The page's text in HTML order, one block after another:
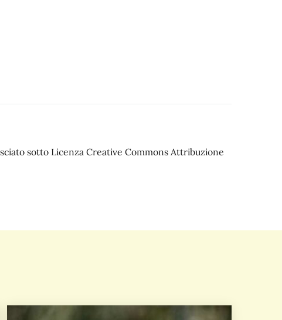
sotto Licenza Creative Commons Attribuzione